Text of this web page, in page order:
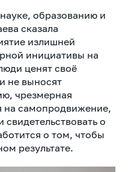
образованию и
сказала
излишней
инициативы на
ценят своё
не выносят
чрезмерная
на самопродвижение,
о
о том, чтобы
результате.